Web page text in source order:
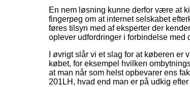
En nem løsning kunne derfor være at
fingerpeg om at internet selskabet
føres tilsyn med af eksperter der
oplever udfordringer i forbindelse med
I øvrigt slår vi et slag for at køberen
købet, for eksempel hvilken
at man når som helst opbevarer ens
201LH, hvad end man er på udkig